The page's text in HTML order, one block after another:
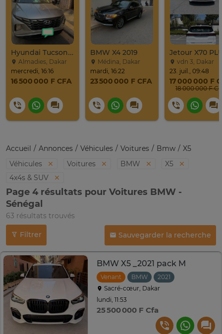
Hyundai Tucson 2022
Almadies, Dakar
mercredi, 16:16
16 500 000 F CFA
BMW X4 2019
Médina, Dakar
mardi, 16:22
23 500 000 F CFA
vdn 3, Dakar
23. juil., 09:48
17 000 000 F
18 000 000 F
Accueil Annonces Véhicules Voitures Bmw
X5
Véhicules
Voitures BMW
X5
4x4s & SUV
Page 4 résultats pour Voitures BMW -
Sénégal
63 résultats trouvés
Filtrer Sauvegarder la recherche
BMW X5 _2021 pack M
Venant BMW 2021
Sacré-cœur, Dakar
lundi, 11:53
25 500 000 F Cfa